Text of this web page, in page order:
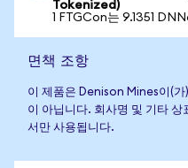
Tokenized)
1 FTGCon는 9.1351
면책 조항
이 제품은 Denison Mines이(가
이 아닙니다. 회사명 및 기타 상
서만 사용됩니다.